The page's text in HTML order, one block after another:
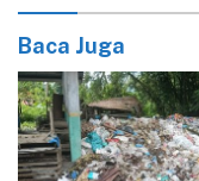
Baca Juga